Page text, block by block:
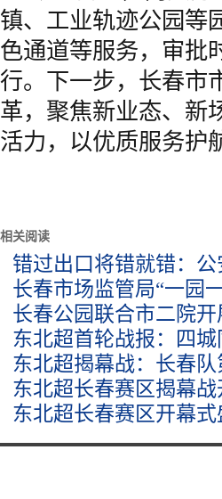
镇、工业轨迹公园等
色通道等服务，审批
行。下一步，长春市
革，聚焦新业态、新
活力，以优质服务护
相关阅读
错过出口将错就错：
长春市场监管局“一园
长春公园联合市二院
东北超首轮战报：四
东北超揭幕战：长春
东北超长春赛区揭幕
东北超长春赛区开幕